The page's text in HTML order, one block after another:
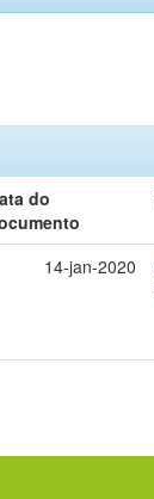
do
14-jan-2020